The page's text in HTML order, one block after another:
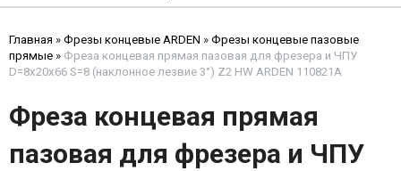
Главная » Фрезы концевые ARDEN » Фрезы концевые пазовые
прямые » Фреза концевая прямая пазовая для фрезера и ЧПУ
D=8x20x66 S=8 (наклонное лезвие 3°) Z2 HW ARDEN 110821A
Фреза концевая прямая
пазовая для фрезера и ЧПУ